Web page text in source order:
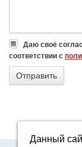
Даю своё
соответствии с
Данный